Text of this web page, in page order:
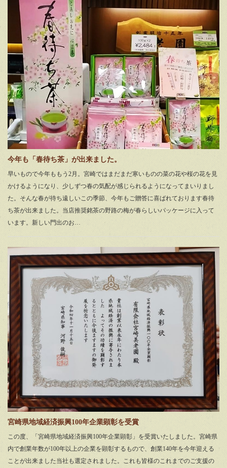
今年も「春待ち茶」が出来ました。
早いもので今年ももう2月。宮崎ではまだまだ寒いものの菜の花や桜の花を見
かけるようになり、少しずつ春の気配が感じられるようになってまいりまし
た。そんな春が待ち遠しいこの季節、今年もご贈答に喜ばれております春待
ち茶が出来ました。当店推奨銘茶の野路の梅が春らしいパッケージに入って
います。新しい門出のお…
宮崎県地域経済振興100年企業顕彰を受賞
この度、「宮崎県地域経済振興100年企業顕彰」を受賞いたしました。宮崎県
内で創業年数が100年以上の企業を顕彰するもので、創業140年を今年迎える
ことが出来ました当社も選定されました。これも皆様のこれまでのご支援の